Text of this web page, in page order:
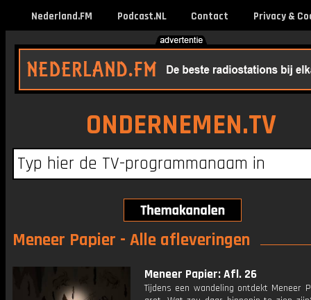
Nederland.FM Podcast.NL Contact Privacy &
ONDERNEMEN.TV
Meneer Papier - Alle afleveringen
Meneer Papier: Afl. 26
Tijdens een wandeling ontdekt Meneer